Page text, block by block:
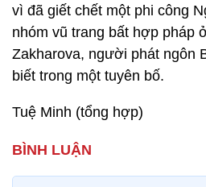
vì đã giết chết một phi công
nhóm vũ trang bất hợp pháp
Zakharova, người phát ngôn
biết trong một tuyên bố.
Tuệ Minh (tổng hợp)